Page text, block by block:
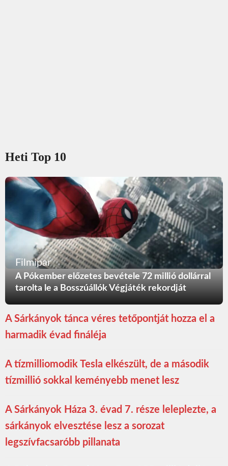
Heti Top 10
Filmipar
A Pókember előzetes bevétele 72 millió dollárral
tarolta le a Bosszúállók Végjáték rekordját
A Sárkányok tánca véres tetőpontját hozza el a
harmadik évad fináléja
A tízmilliomodik Tesla elkészült, de a második
tízmillió sokkal keményebb menet lesz
A Sárkányok Háza 3. évad 7. része leleplezte, a
sárkányok elvesztése lesz a sorozat
legszívfacsaróbb pillanata